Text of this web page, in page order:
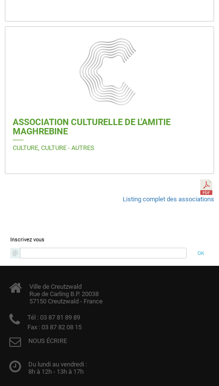
ASSOCIATION CULTURELLE DE L'AMITIE
MAGHREBINE
CULTURE, CULTURE - AUTRES
Listing complet des associations
Inscrivez vous
Ville de Creutzwald
Rue de Carling B.P. 20038
57150 Creutzwald - France
Tél : 03 87 81 89 89
Fax : 03 87 82 08 15
NOUS ÉCRIRE
Du lundi au vendredi :
8h à 12h - 13h à 17h